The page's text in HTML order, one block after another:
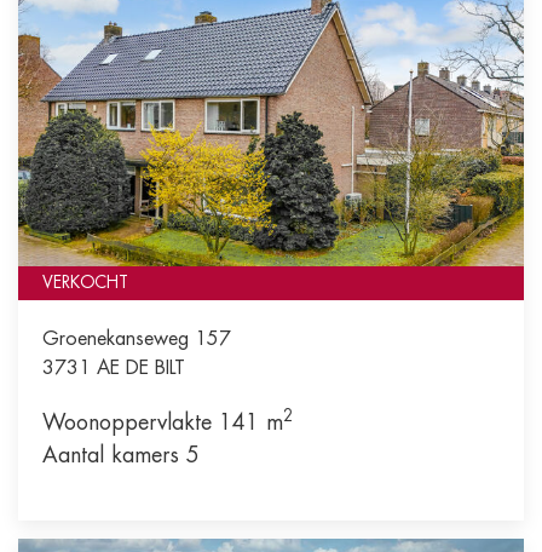
VERKOCHT
Groenekanseweg 157
3731 AE DE BILT
Woonoppervlakte 141 m2
Aantal kamers 5